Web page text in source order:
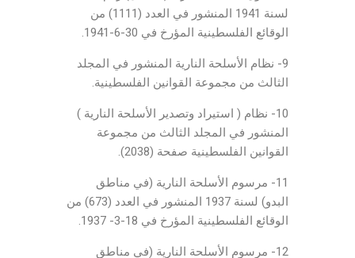
لسنة 1941 المنشور في العدد (1111) من
الوقائع الفلسطينية المؤرخ في 30-6-1941.
9- نظام الأسلحة النارية المنشور في المجلد
الثالث من مجموعة القوانين الفلسطينية.
10- نظام ( استيراد وتصدير الأسلحة النارية )
المنشور في المجلد الثالث من مجموعة
القوانين الفلسطينية صفحة (2038).
11- مرسوم الأسلحة النارية (في مناطق
البدو) لسنة 1937 المنشور في العدد (673) من
الوقائع الفلسطينية المؤرخ في 18-3- 1937.
12- مرسوم الأسلحة النارية (في مناطق